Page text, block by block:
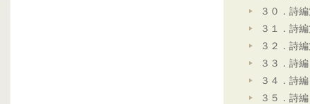
３０．詩
３１．詩
３２．詩
３３．詩
３４．詩
３５．詩